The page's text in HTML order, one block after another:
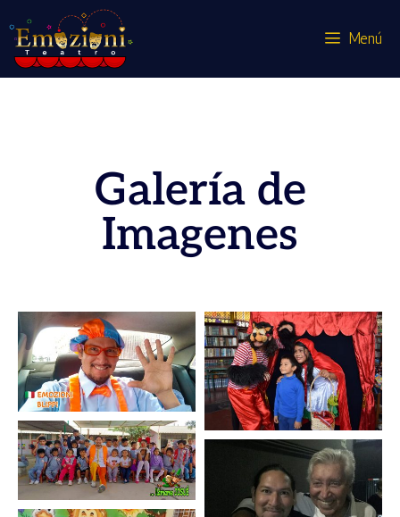
Menú
Galería de
Imagenes